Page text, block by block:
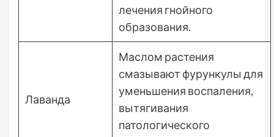
лечения гнойного
образования.
Лаванда
Маслом растения
смазывают фурункулы для
уменьшения воспаления,
вытягивания
патологического